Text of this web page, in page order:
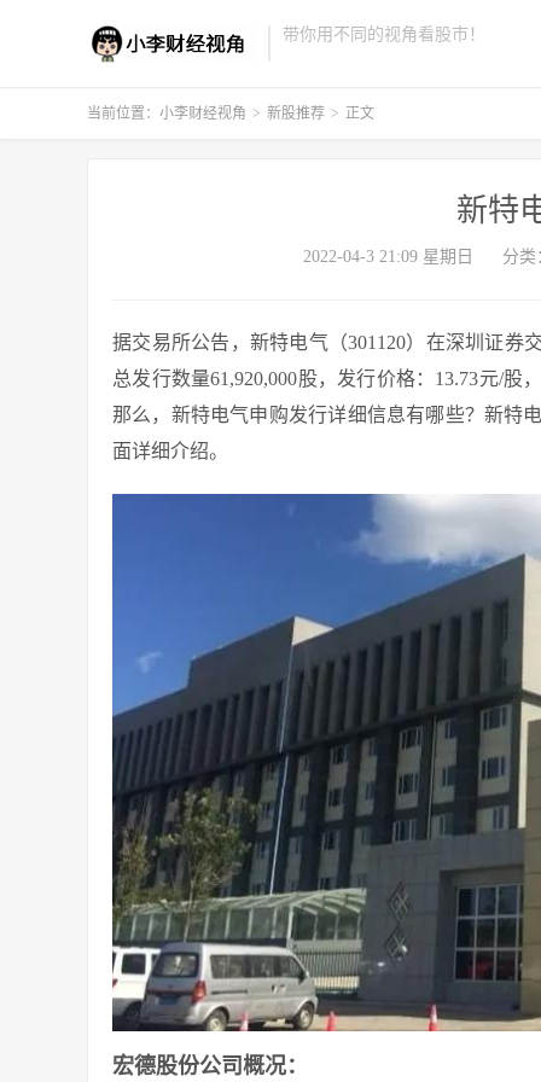
带你用不同的视角看股市！
当前位置： 小李财经视角 > 新股推荐 > 正文
新特
2022-04-3 21:09 星期日 分类
据交易所公告，新特电气（301120）在深圳证券
总发行数量61,920,000股，发行价格：13.73元/股
那么，新特电气申购发行详细信息有哪些？新特
面详细介绍。
宏德股份公司概况：